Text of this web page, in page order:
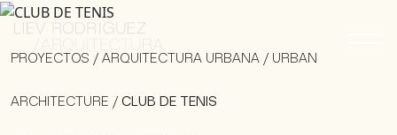
PROYECTOS / ARQUITECTURA URBANA / URBAN
ARCHITECTURE / CLUB DE TENIS